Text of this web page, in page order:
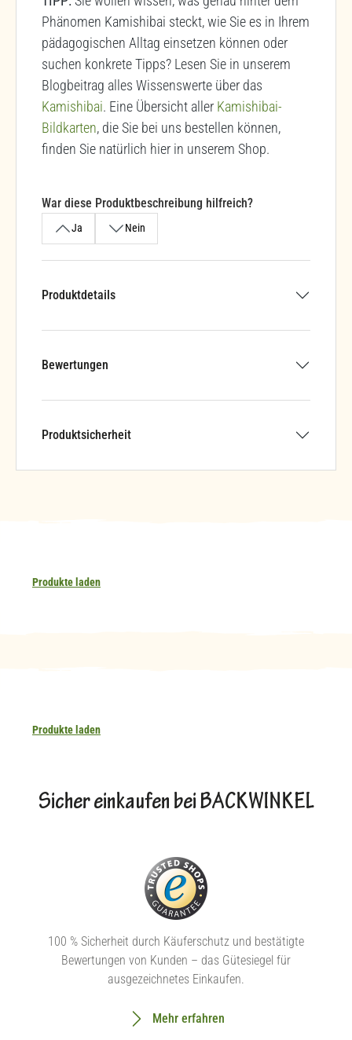
Phänomen Kamishibai steckt, wie Sie es in Ihrem
pädagogischen Alltag einsetzen können oder
suchen konkrete Tipps? Lesen Sie in unserem
Blogbeitrag alles Wissenswerte über das
Kamishibai. Eine Übersicht aller Kamishibai-
Bildkarten, die Sie bei uns bestellen können,
finden Sie natürlich hier in unserem Shop.
War diese Produktbeschreibung hilfreich?
Ja Nein
Produktdetails
Bewertungen
Produktsicherheit
Produkte laden
Produkte laden
Sicher einkaufen bei BACKWINKEL
100 % Sicherheit durch Käuferschutz und bestätigte
Bewertungen von Kunden – das Gütesiegel für
ausgezeichnetes Einkaufen.
Mehr erfahren